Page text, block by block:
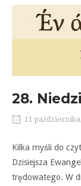
28.
11
Kilka myśli do
Dzisiejsza
trędowatego. W